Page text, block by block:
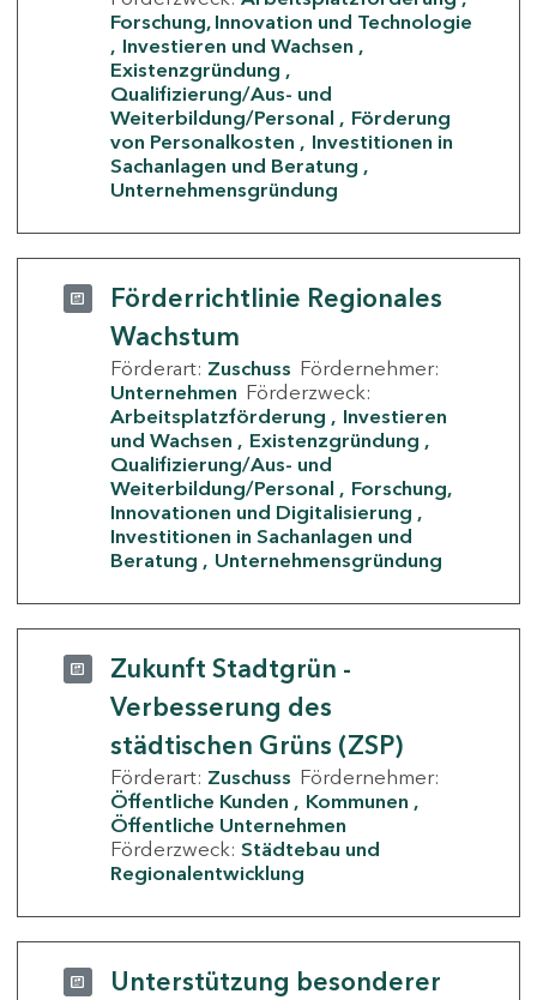
Forschung, Innovation und Technologie
Investieren und Wachsen
Existenzgründung
Qualifizierung/Aus- und
Weiterbildung/Personal
Förderung
von Personalkosten
Investitionen in
Sachanlagen und Beratung
Unternehmensgründung
Förderrichtlinie Regionales
Wachstum
Förderart: Zuschuss Fördernehmer:
Unternehmen Förderzweck:
Arbeitsplatzförderung
Investieren
und Wachsen
Existenzgründung
Qualifizierung/Aus- und
Weiterbildung/Personal
Forschung,
Innovationen und Digitalisierung
Investitionen in Sachanlagen und
Beratung
Unternehmensgründung
Zukunft Stadtgrün -
Verbesserung des
städtischen Grüns (ZSP)
Förderart: Zuschuss Fördernehmer:
Öffentliche Kunden
Kommunen
Öffentliche Unternehmen
Förderzweck: Städtebau und
Regionalentwicklung
Unterstützung besonderer